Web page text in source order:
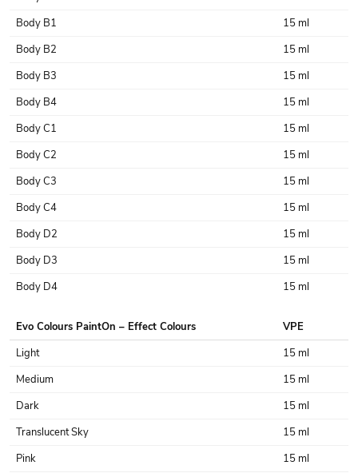
Body B1
15 ml
Body B2
15 ml
Body B3
15 ml
Body B4
15 ml
Body C1
15 ml
Body C2
15 ml
Body C3
15 ml
Body C4
15 ml
Body D2
15 ml
Body D3
15 ml
Body D4
15 ml
Evo Colours PaintOn – Effect Colours
VPE
Light
15 ml
Medium
15 ml
Dark
15 ml
Translucent Sky
15 ml
Pink
15 ml